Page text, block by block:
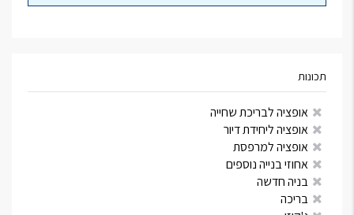
תכונות
אופציה לבריכת שחייה
אופציה ליחידת דיור
אופציה למרפסת
אחוזי בנייה נוספים
בניה חדשה
בריכה